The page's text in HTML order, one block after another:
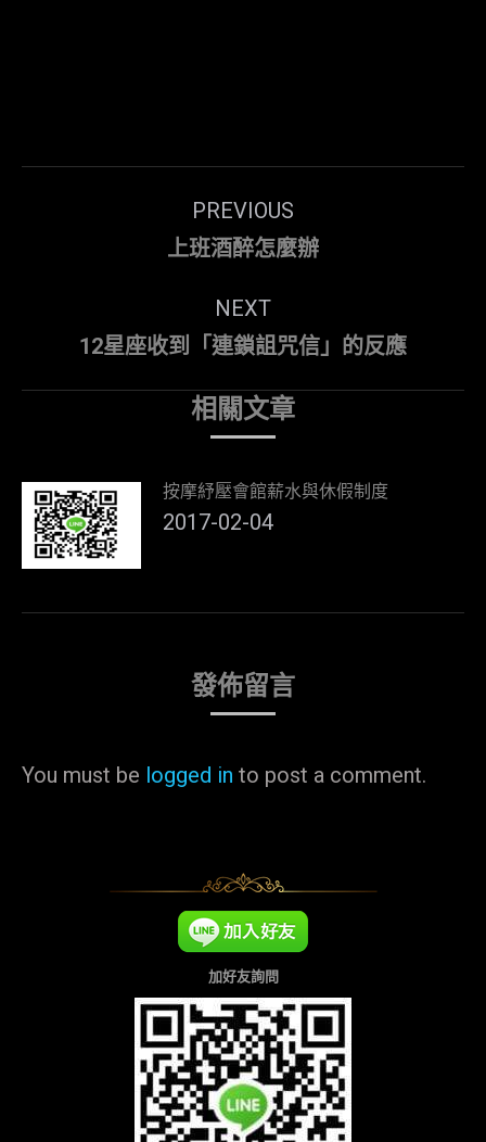
navigation
PREVIOUS
Previous
上班酒醉怎麼辦
NEXT
Next
12星座收到「連鎖詛咒信」的反應
相關文章
按摩紓壓會館薪水與休假制度
2017-02-04
發佈留言
You must be logged in to post a comment.
加好友詢問